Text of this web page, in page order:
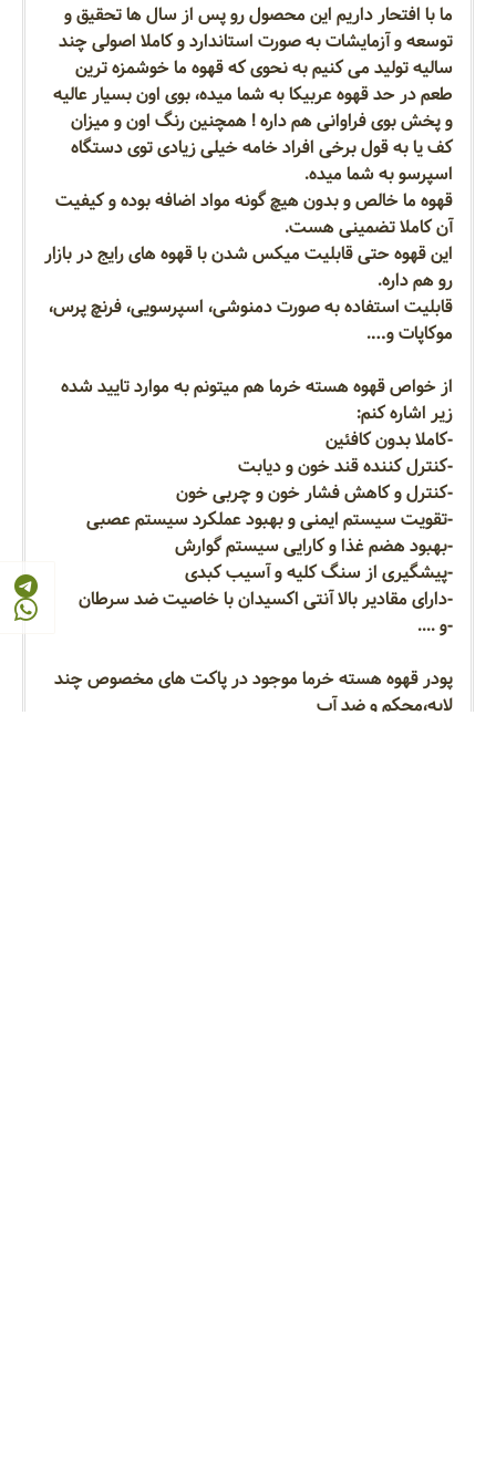
ما با افتحار داریم این محصول رو پس از سال ها تحقیق و
توسعه و آزمایشات به صورت استاندارد و کاملا اصولی چند
سالیه تولید می کنیم به نحوی که قهوه ما خوشمزه ترین
طعم در حد قهوه عربیکا به شما میده، بوی اون بسیار عالیه
و پخش بوی فراوانی هم داره ! همچنین رنگ اون و میزان
کف یا به قول برخی افراد خامه خیلی زیادی توی دستگاه
اسپرسو به شما میده.
قهوه ما خالص و بدون هیچ گونه مواد اضافه بوده و کیفیت
آن کاملا تضمینی هست.
این قهوه حتی قابلیت میکس شدن با قهوه های رایج در بازار
رو هم داره.
قابلیت استفاده به صورت دمنوشی، اسپرسویی، فرنچ پرس،
موکاپات و….
از خواص قهوه هسته خرما هم میتونم به موارد تایید شده
زیر اشاره کنم:
-کاملا بدون کافئین
-کنترل کننده قند خون و دیابت
-کنترل و کاهش فشار خون و چربی خون
-تقویت سیستم ایمنی و بهبود عملکرد سیستم عصبی
-بهبود هضم غذا و کارایی سیستم گوارش
-پیشگیری از سنگ کلیه و آسیب کبدی
-دارای مقادیر بالا آنتی اکسیدان با خاصیت ضد سرطان
-و ....
پودر قهوه هسته خرما موجود در پاکت های مخصوص چند
لایه،محکم و ضد آب